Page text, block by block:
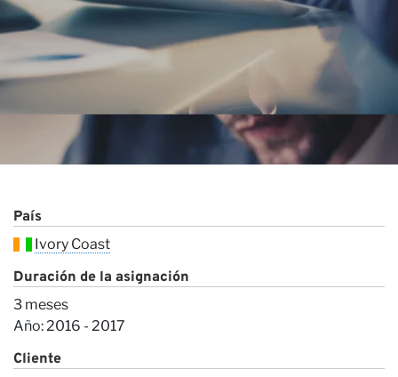
País
Ivory Coast
Duración de la asignación
3 meses
Año: 2016 - 2017
Cliente